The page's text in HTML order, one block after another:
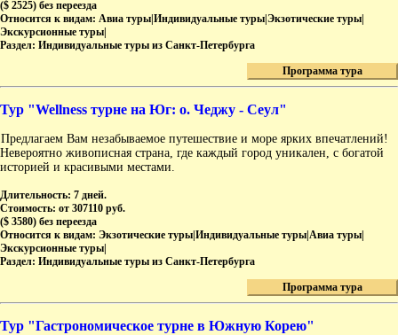
($ 2525) без переезда
Относится к видам: Авиа туры|Индивидуальные туры|Экзотические туры|
Экскурсионные туры|
Раздел: Индивидуальные туры из Санкт-Петербурга
Программа тура
Тур "Wellness турне на Юг: о. Чеджу - Сеул"
Предлагаем Вам незабываемое путешествие и море ярких впечатлений!
Невероятно живописная страна, где каждый город уникален, с богатой
историей и красивыми местами.
Длительность: 7 дней.
Стоимость: от 307110 руб.
($ 3580) без переезда
Относится к видам: Экзотические туры|Индивидуальные туры|Авиа туры|
Экскурсионные туры|
Раздел: Индивидуальные туры из Санкт-Петербурга
Программа тура
Тур "Гастрономическое турне в Южную Корею"